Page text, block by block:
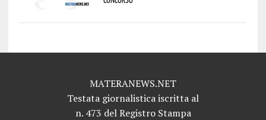
MATERANEWS.NET
Testata giornalistica iscritta al
n. 473 del Registro Stampa